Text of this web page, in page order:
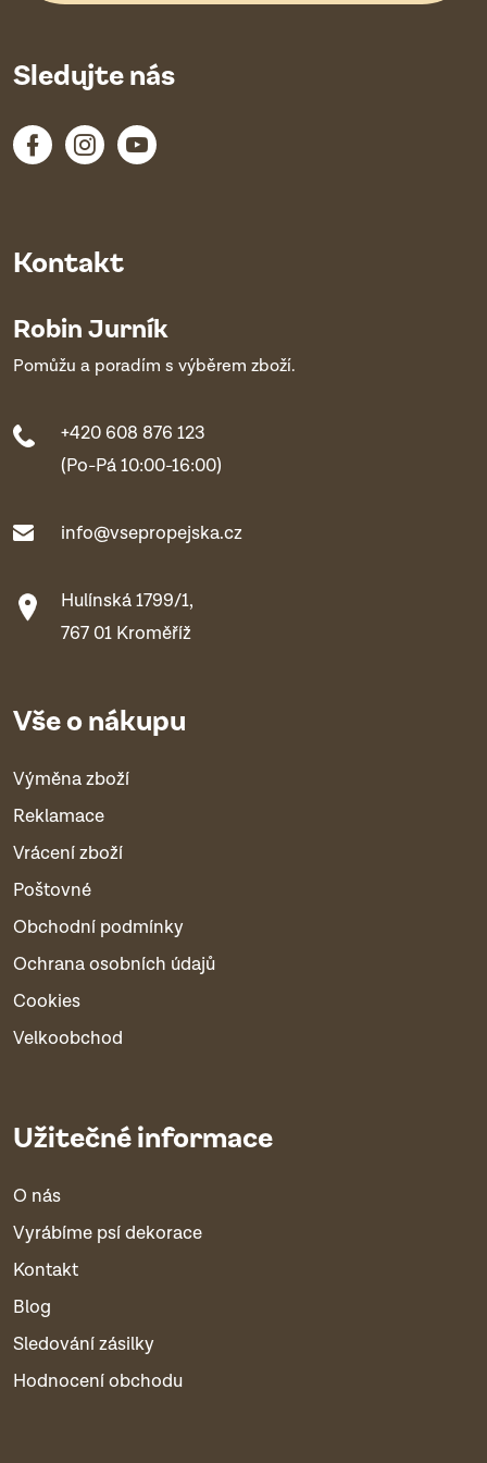
Kontakt
Robin Jurník
Pomůžu a poradím s výběrem zboží.
+420 608 876 123
(Po-Pá 10:00-16:00)
info@vsepropejska.cz
Hulínská 1799/1,
767 01 Kroměříž
Vše o nákupu
Výměna zboží
Reklamace
Vrácení zboží
Poštovné
Obchodní podmínky
Ochrana osobních údajů
Cookies
Velkoobchod
Užitečné informace
O nás
Vyrábíme psí dekorace
Kontakt
Blog
Sledování zásilky
Hodnocení obchodu
Sledujte nás